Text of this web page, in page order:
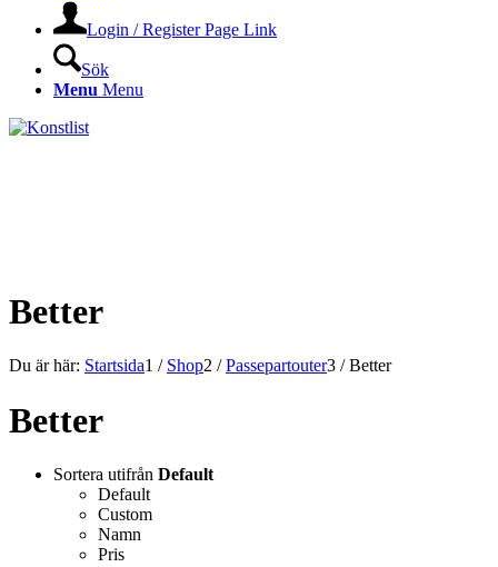
Login / Register Page Link
Sök
Menu Menu
Better
Du är här: Startsida1 / Shop2 / Passepartouter3 / Better
Better
Sortera utifrån Default
Default
Custom
Namn
Pris